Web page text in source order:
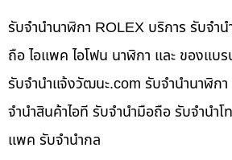
รับจำนำนาฬิกา ROLEX บริการ รับจำ
ถือ ไอแพค ไอโฟน นาฬิกา และ ของแบ
รับจํานําแจ้งวัฒนะ.com รับจำนำนาฬิก
จำนำสินค้าไอที รับจำนำมือถือ รับจำนำ
แพค รับจำนำกล